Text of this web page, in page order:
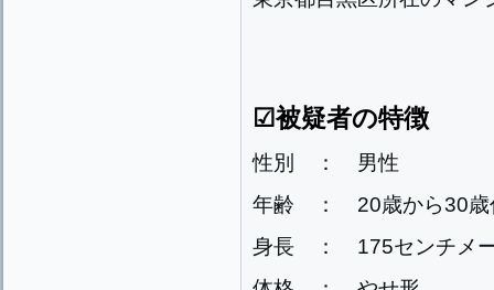
☑被疑者の特徴
性別 ： 男性
年齢 ： 20歳から30歳
身長 ： 175センチメ